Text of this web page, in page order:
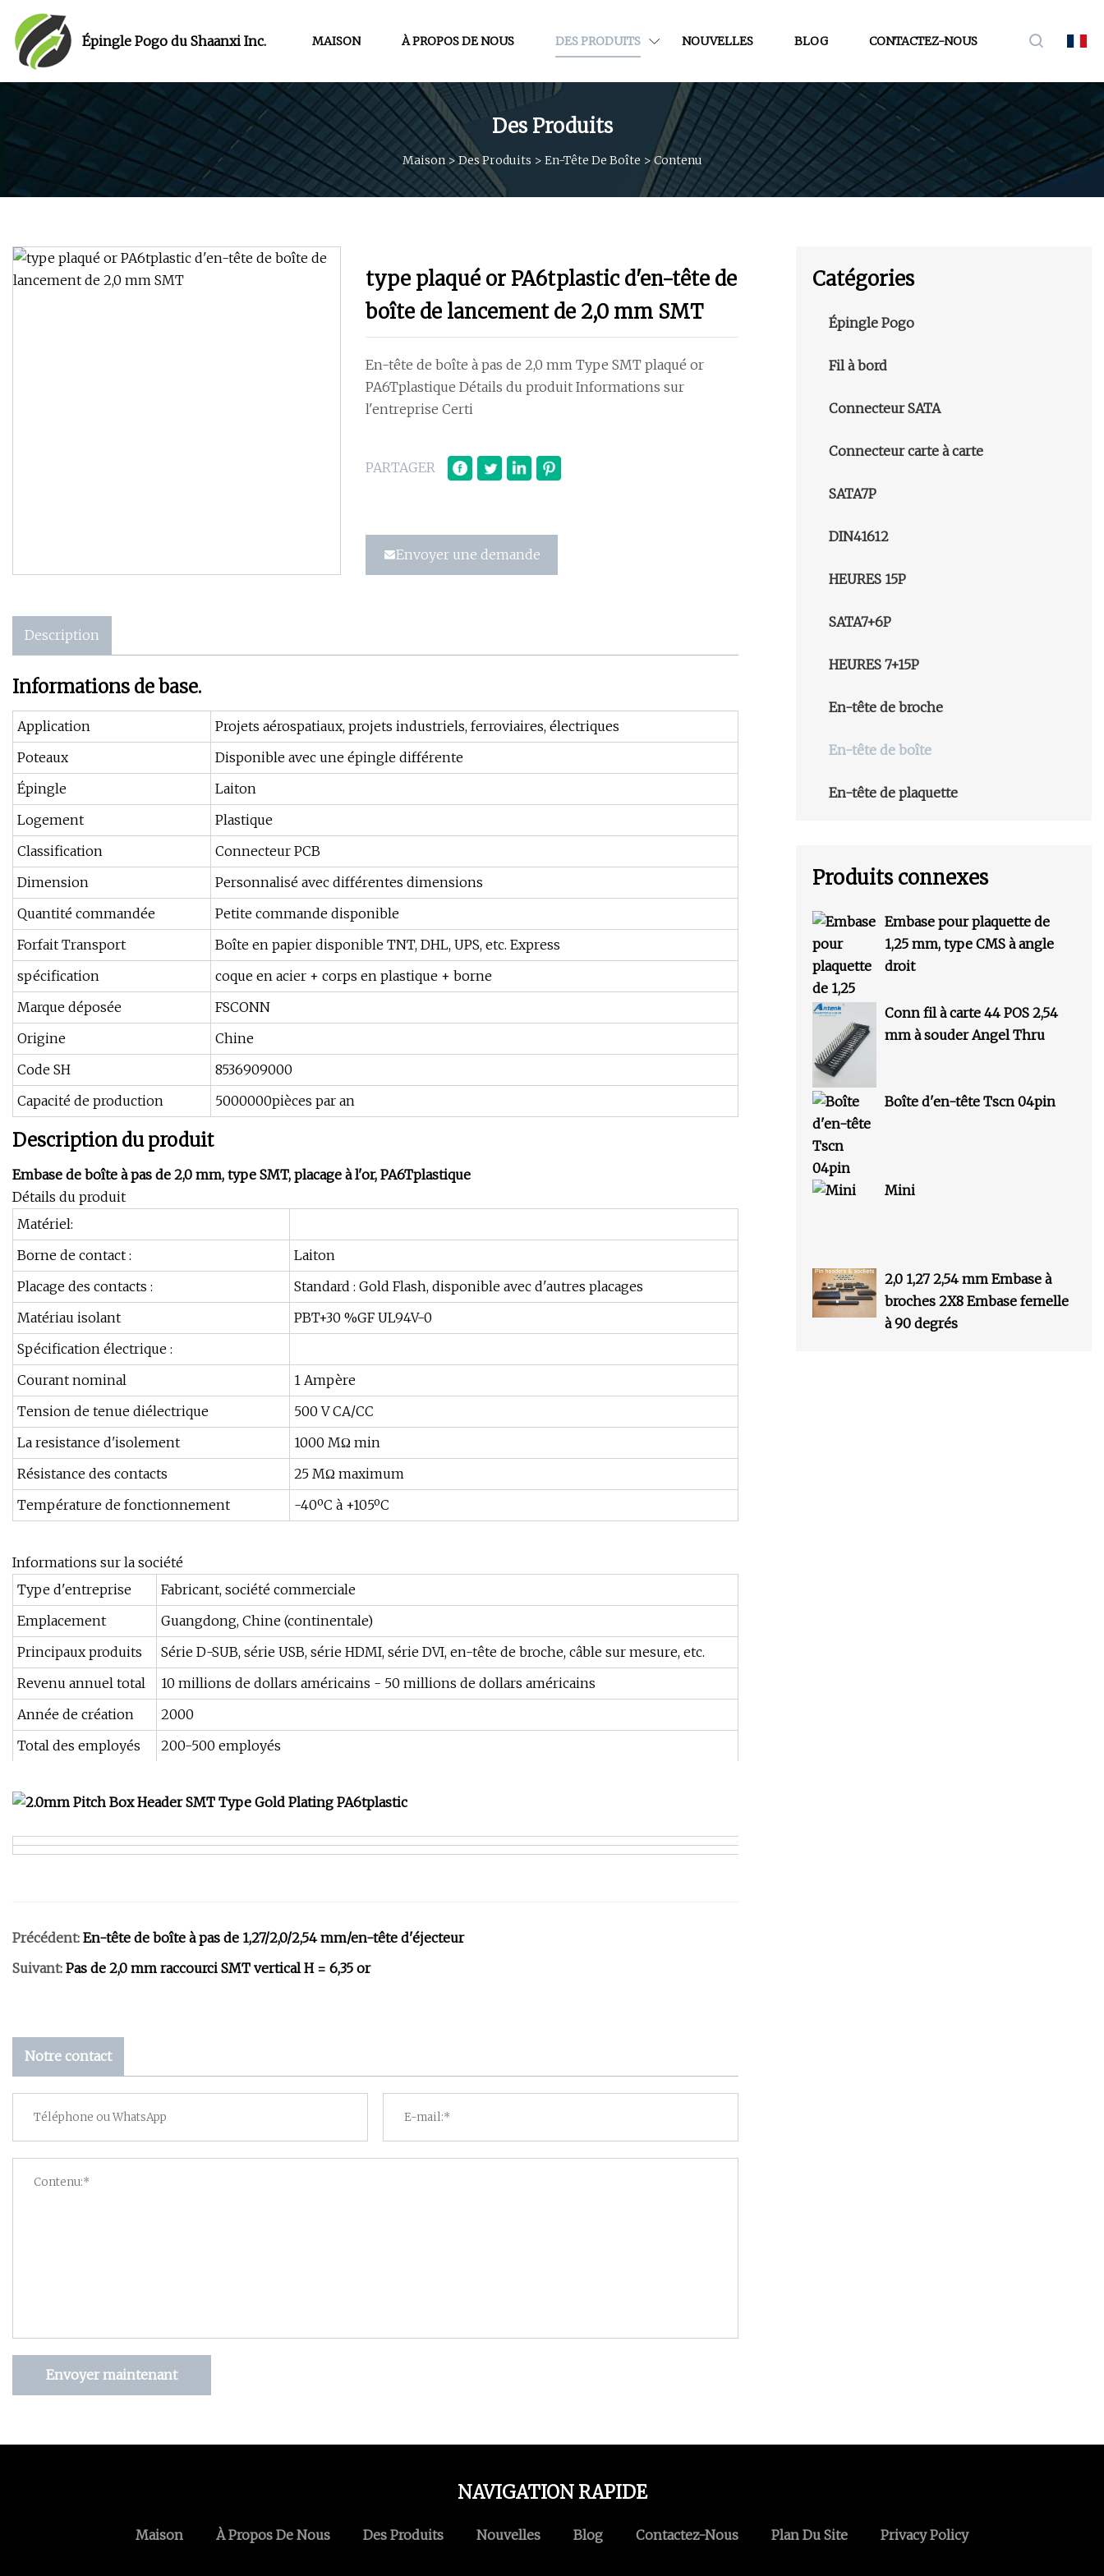
Épingle Pogo du Shaanxi Inc. MAISON À PROPOS DE NOUS DES PRODUITS NOUVELLES BLOG CONTACTEZ-NOUS
Des Produits
Maison >Des Produits > En-Tête De Boîte >Contenu
type plaqué or PA6tplastic d'en-tête de
boîte de lancement de 2,0 mm SMT
En-tête de boîte à pas de 2,0 mm Type SMT plaqué or
PA6Tplastique Détails du produit Informations sur
l'entreprise Certi
PARTAGER
Envoyer une demande
Description
Informations de base.
Application
Projets aérospatiaux, projets industriels, ferroviaires, électriques
Poteaux
Disponible avec une épingle différente
Épingle
Laiton
Logement
Plastique
Classification
Connecteur PCB
Dimension
Personnalisé avec différentes dimensions
Quantité commandée
Petite commande disponible
Forfait Transport
Boîte en papier disponible TNT, DHL, UPS, etc. Express
spécification
coque en acier + corps en plastique + borne
Marque déposée
FSCONN
Origine
Chine
Code SH
8536909000
Capacité de production
5000000pièces par an
Description du produit
Embase de boîte à pas de 2,0 mm, type SMT, placage à l'or, PA6Tplastique
Détails du produit
Matériel:
Borne de contact :
Laiton
Placage des contacts :
Standard : Gold Flash, disponible avec d'autres placages
Matériau isolant
PBT+30 %GF UL94V-0
Spécification électrique :
Courant nominal
1 Ampère
Tension de tenue diélectrique
500 V CA/CC
La resistance d'isolement
1000 MΩ min
Résistance des contacts
25 MΩ maximum
Température de fonctionnement
-40ºC à +105ºC
Informations sur la société
Type d'entreprise
Fabricant, société commerciale
Emplacement
Guangdong, Chine (continentale)
Principaux produits
Série D-SUB, série USB, série HDMI, série DVI, en-tête de broche, câble sur mesure, etc.
Revenu annuel total
10 millions de dollars américains - 50 millions de dollars américains
Année de création
2000
Total des employés
200-500 employés
Précédent: En-tête de boîte à pas de 1,27/2,0/2,54 mm/en-tête d'éjecteur
Suivant: Pas de 2,0 mm raccourci SMT vertical H = 6,35 or
Notre contact
Envoyer maintenant
Catégories
Épingle Pogo
Fil à bord
Connecteur SATA
Connecteur carte à carte
SATA7P
DIN41612
HEURES 15P
SATA7+6P
HEURES 7+15P
En-tête de broche
En-tête de boîte
En-tête de plaquette
Produits connexes
Embase pour plaquette de
1,25 mm, type CMS à angle
droit
Conn fil à carte 44 POS 2,54
mm à souder Angel Thru
Boîte d'en-tête Tscn 04pin
Mini
2,0 1,27 2,54 mm Embase à
broches 2X8 Embase femelle
à 90 degrés
NAVIGATION RAPIDE
Maison À Propos De Nous Des Produits Nouvelles Blog Contactez-Nous Plan Du Site Privacy Policy